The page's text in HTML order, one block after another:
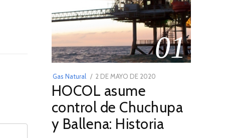
01
Gas Natural
POSTED
ON
2 DE MAYO DE 2020
DE
2026
HOCOL asume
control de Chuchupa
y Ballena: Historia